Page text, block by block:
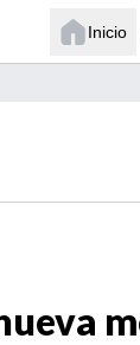
Inicio